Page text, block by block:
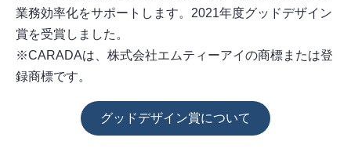
業務効率化をサポートします。2021年度グッドデザイン
賞を受賞しました。
※CARADAは、株式会社エムティーアイの商標または登
録商標です。
グッドデザイン賞について